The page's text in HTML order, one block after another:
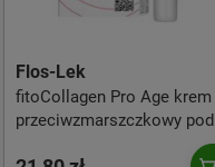
Flos-Lek
fitoCollagen Pro Age krem
przeciwzmarszczkowy pod